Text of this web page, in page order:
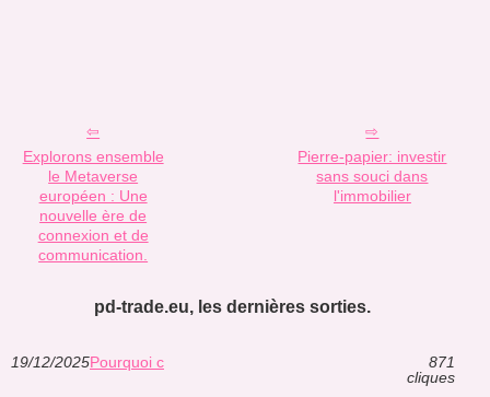
Explorons ensemble
le Metaverse
européen : Une
nouvelle ère de
connexion et de
communication.
Pierre-papier: investir
sans souci dans
l'immobilier
pd-trade.eu, les dernières sorties.
19/12/2025Pourquoi c
871
cliques